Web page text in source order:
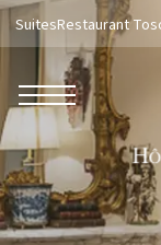
ROBERTO
SuitesRestaurant